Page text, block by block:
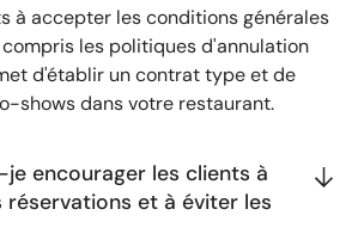
à accepter les conditions générales
les politiques d'annulation
d'établir un contrat type et de
shows dans votre restaurant.
encourager les clients à
et à éviter les